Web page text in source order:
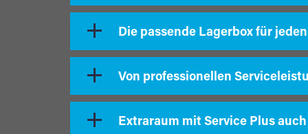
Die passende Lagerbox für
Von professionellen
Extraraum mit Service Plus